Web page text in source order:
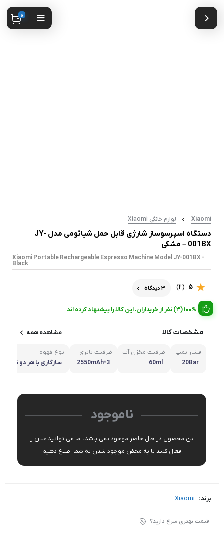
0
Xiaomi لوازم خانگی Xiaomi
دستگاه اسپرسوساز شارژی قابل حمل شیائومی مدل JY-
001BX – مشکی
Xiaomi Portable Rechargeable Espresso Machine Model JY-001BX -
Black
5
(2) 3 دیدگاه
100% (3) نفر از خریداران، این کالا را پیشنهاد کرده اند
مشخصات کالا مشاهده همه
فشار پمپ
20Bar
ظرفیت مخزن آب
60ml
ظرفیت باتری
2550mAh*3
نوع قهوه
سازگاری با هر دو نوع
ناموجود
این محصول در حال حاضر موجود نمی باشد، اما می توانیداعلان را
فعال کنید تا به محض موجود شدن به شما اطلاع دهیم
برند : Xiaomi
قیمت بهتری سراغ دارید؟